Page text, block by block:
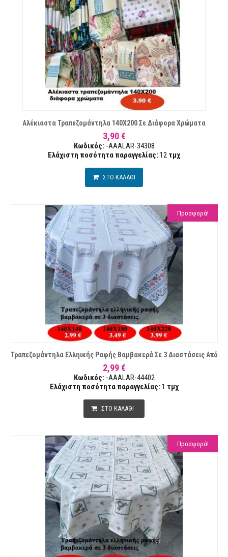
Αλέκιαστα Τραπεζομάντηλα 140Χ200 Σε Διάφορα Χρώματα
3,90 €
Κωδικός: -AAALAR-34308
Ελάχιστη ποσότητα παραγγελίας: 12 τμχ
ΣΤΟ ΚΑΛΑΘΙ
Προσφορά!
Τραπεζομάντηλα Ελληικής Ραφής Βαμβακερά Σε 3 Διαστάσεις Από
2,99 €
Κωδικός: -AAALAR-44402
Ελάχιστη ποσότητα παραγγελίας: 1 τμχ
ΣΤΟ ΚΑΛΑΘΙ
Προσφορά!